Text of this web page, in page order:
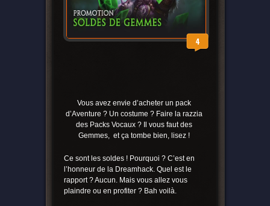
4
Vous avez envie d’acheter un pack
d’Aventure ? Un costume ? Faire la razzia
des Packs Vocaux ? Il vous faut des
Gemmes, et ça tombe bien, lisez !
Ce sont les soldes ! Pourquoi ? C’est en
l’honneur de la Dreamhack. Quel est le
rapport ? Aucun. Mais vous allez vous
plaindre ou en profiter ? Bah voilà.